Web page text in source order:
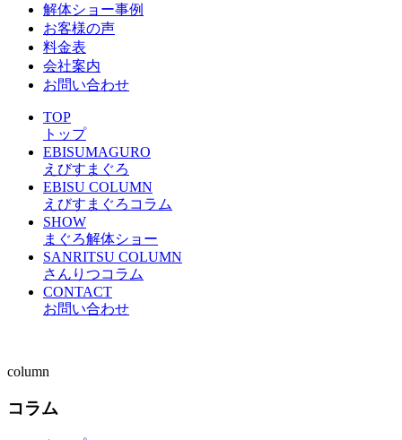
解体ショー事例
お客様の声
料金表
会社案内
お問い合わせ
TOP
トップ
EBISUMAGURO
えびすまぐろ
EBISU COLUMN
えびすまぐろコラム
SHOW
まぐろ解体ショー
SANRITSU COLUMN
さんりつコラム
CONTACT
お問い合わせ
column
コラム